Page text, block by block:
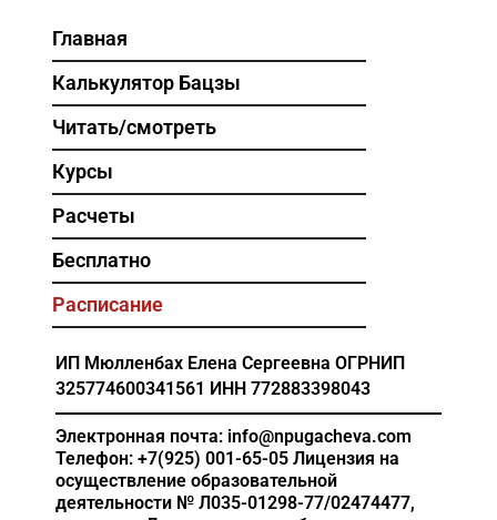
Главная
Калькулятор Бацзы
Читать/смотреть
Курсы
Расчеты
Бесплатно
Расписание
ИП Мюлленбах Елена Сергеевна ОГРНИП
325774600341561 ИНН 772883398043
Электронная почта: info@npugacheva.com
Телефон: +7(925) 001-65-05 Лицензия на
осуществление образовательной
деятельности № Л035-01298-77/02474477,